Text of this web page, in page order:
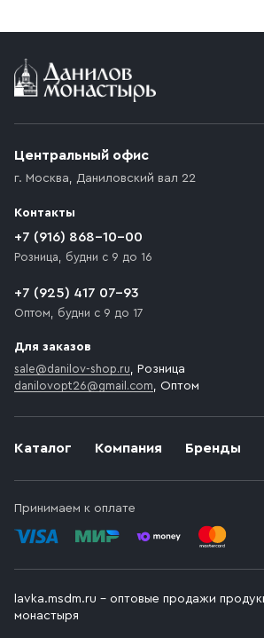
Каталог Компания Бренды
Принимаем к оплате
Центральный офис
г. Москва, Даниловский вал 22
Контакты
+7 (916) 868-10-00
Розница, будни с 9 до 16
+7 (925) 417 07-93
Оптом, будни с 9 до 17
Для заказов
sale@danilov-shop.ru, Розница
danilovopt26@gmail.com, Оптом
lavka.msdm.ru – оптовые продажи
монастыря